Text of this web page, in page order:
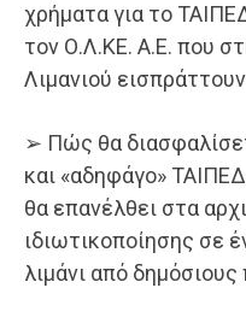
χρήματα για το
τον Ο.Λ.ΚΕ. Α.Ε. που
Λιμανιού
➢ Πώς θα
και «αδηφάγο»
θα επανέλθει στα
ιδιωτικοποίησης σε
λιμάνι από